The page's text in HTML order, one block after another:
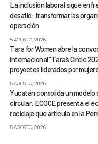
La inclusión laboral sigue
desafío: transformar las
operación
5 AGOSTO, 2026
Tara for Women abre la
internacional “Tara’s Circle
proyectos liderados por
5 AGOSTO, 2026
Yucatán consolida un modelo
circular: ECOCE presenta el
reciclaje que articula en la
5 AGOSTO, 2026